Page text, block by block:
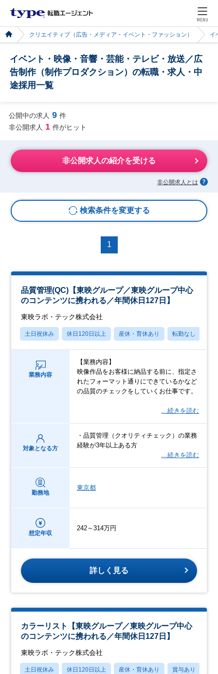
MENU
クリエイティブ（広告・メディア・イベント・ファッション） イ
イベント・映像・音響・芸能・テレビ・放送／広
告制作（制作プロダクション）の転職・求人・中
途採用一覧
公開中の求人 9 件
非公開求人 1 件がヒット
非公開求人の紹介を受ける
非公開求人とは
検索条件を変更する
1
品質管理(QC)【東映グループ／東映グループ中心
のコンテンツに携われる／年間休日127日】
東映ラボ・テック株式会社
土日祝休み 休日120日以上 産休・育休あり 転勤なし
業務内容
【業務内容】
映像作品をお客様に納品する前に、指定さ
れたフォーマット通りにできているかなど
の品質のチェックをしていくお仕事です。
…続きを読む
対象となる方
・品質管理（クオリティチェック）の業務
経験が3年以上ある方
…続きを読む
勤務地
東京都
想定年収
242～314万円
詳しく見る
カラーリスト【東映グループ／東映グループ中心
のコンテンツに携われる／年間休日127日】
東映ラボ・テック株式会社
土日祝休み 休日120日以上 産休・育休あり 賞与あり